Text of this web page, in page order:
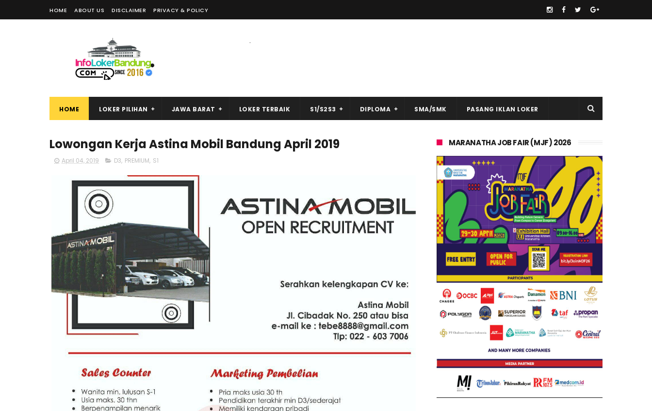
HOME ABOUT US DISCLAIMER PRIVACY & POLICY
.
HOME LOKER PILIHAN JAWA BARAT LOKER TERBAIK S1/S2S3 DIPLOMA SMA/SMK PASANG IKLAN LOKER
Lowongan Kerja Astina Mobil Bandung April 2019
April 04, 2019 D3, PREMIUM, S1
MARANATHA JOB FAIR (MJF) 2026